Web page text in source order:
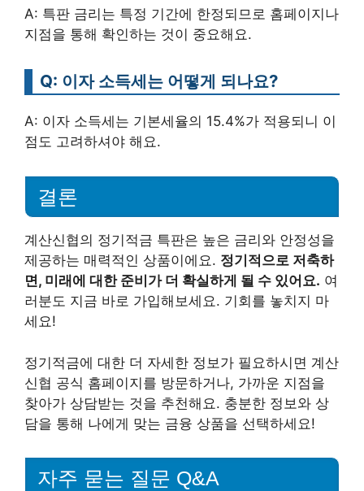
A: 특판 금리는 특정 기간에 한정되므로 홈페이지나
지점을 통해 확인하는 것이 중요해요.
Q: 이자 소득세는 어떻게 되나요?
A: 이자 소득세는 기본세율의 15.4%가 적용되니 이
점도 고려하셔야 해요.
결론
계산신협의 정기적금 특판은 높은 금리와 안정성을
제공하는 매력적인 상품이에요. 정기적으로 저축하
면, 미래에 대한 준비가 더 확실하게 될 수 있어요. 여
러분도 지금 바로 가입해보세요. 기회를 놓치지 마
세요!
정기적금에 대한 더 자세한 정보가 필요하시면 계산
신협 공식 홈페이지를 방문하거나, 가까운 지점을
찾아가 상담받는 것을 추천해요. 충분한 정보와 상
담을 통해 나에게 맞는 금융 상품을 선택하세요!
자주 묻는 질문 Q&A